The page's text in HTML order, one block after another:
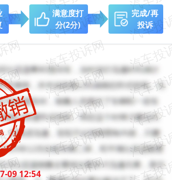
满意度打
分(2分)
完成/再
投诉
09 12:54